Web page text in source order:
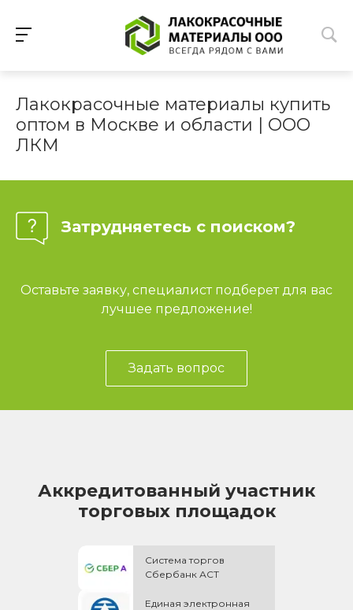
Лакокрасочные материалы купить
оптом в Москве и области | ООО
ЛКМ
Затрудняетесь с поиском?
Оставьте заявку, специалист подберет для вас
лучшее предложение!
Задать вопрос
Аккредитованный участник
торговых площадок
Система торгов
Сбербанк АСТ
Единая электронная